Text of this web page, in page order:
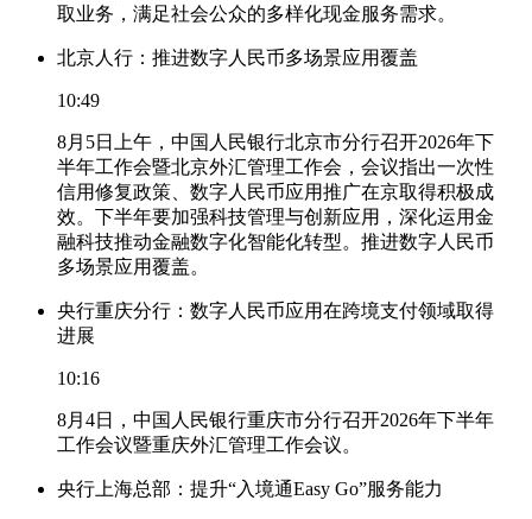
取业务，满足社会公众的多样化现金服务需求。
北京人行：推进数字人民币多场景应用覆盖
10:49
8月5日上午，中国人民银行北京市分行召开2026年下
半年工作会暨北京外汇管理工作会，会议指出一次性
信用修复政策、数字人民币应用推广在京取得积极成
效。下半年要加强科技管理与创新应用，深化运用金
融科技推动金融数字化智能化转型。推进数字人民币
多场景应用覆盖。
央行重庆分行：数字人民币应用在跨境支付领域取得
进展
10:16
8月4日，中国人民银行重庆市分行召开2026年下半年
工作会议暨重庆外汇管理工作会议。
央行上海总部：提升“入境通Easy Go”服务能力